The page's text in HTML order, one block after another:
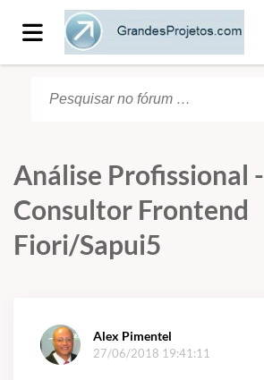
Análise Profissional -
Consultor Frontend
Fiori/Sapui5
Alex Pimentel
27/06/2018 19:41:11